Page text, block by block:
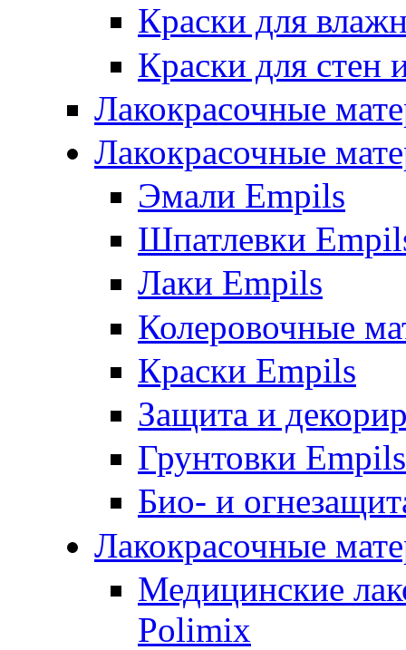
Краски для
Краски для стен
Лакокрасочные
Лакокрасочные
Эмали Empils
Шпатлевки
Лаки Empils
Колеровочные
Краски Empils
Защита и
Грунтовки Empils
Био- и
Лакокрасочные
Медицинские
Polimix